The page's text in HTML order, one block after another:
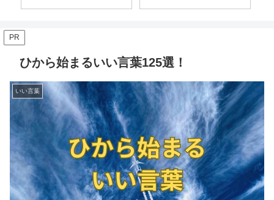
PR
ひから始まるいい言葉125選！
いい言葉